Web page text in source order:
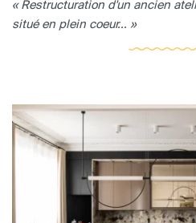
« Restructuration d'un ancien
situé en plein coeur... »